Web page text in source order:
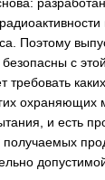
Поэтому
с
и есть